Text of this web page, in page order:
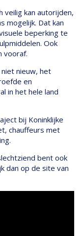
veilig kan autorijden,
mogelijk. Dat kan
beperking te
Ook
vooraf.
nieuw, het
en
in het hele land
bij Koninklijke
chauffeurs met
bent ook
dan op de site van